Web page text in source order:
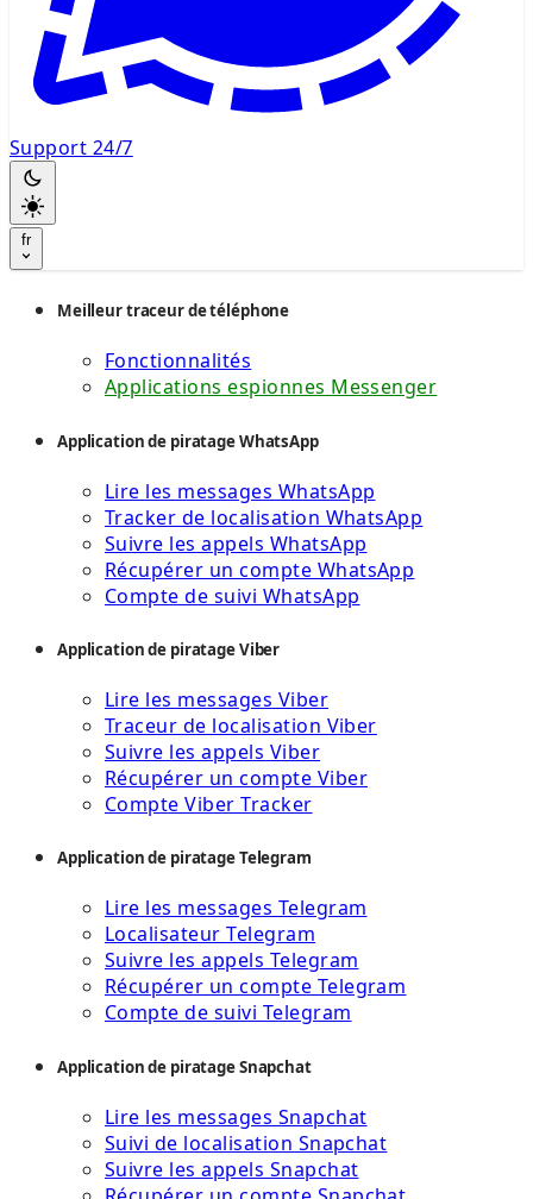
Support 24/7
fr
Meilleur traceur de téléphone
Fonctionnalités
Applications espionnes Messenger
Application de piratage WhatsApp
Lire les messages WhatsApp
Tracker de localisation WhatsApp
Suivre les appels WhatsApp
Récupérer un compte WhatsApp
Compte de suivi WhatsApp
Application de piratage Viber
Lire les messages Viber
Traceur de localisation Viber
Suivre les appels Viber
Récupérer un compte Viber
Compte Viber Tracker
Application de piratage Telegram
Lire les messages Telegram
Localisateur Telegram
Suivre les appels Telegram
Récupérer un compte Telegram
Compte de suivi Telegram
Application de piratage Snapchat
Lire les messages Snapchat
Suivi de localisation Snapchat
Suivre les appels Snapchat